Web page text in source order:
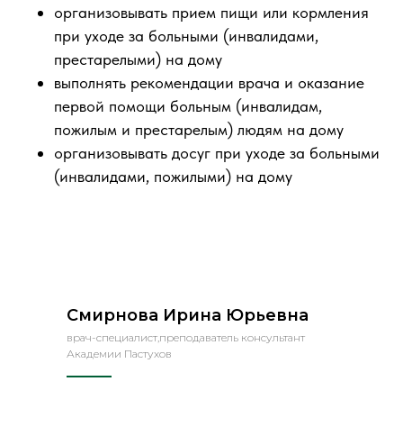
организовывать прием пищи или кормления
при уходе за больными (инвалидами,
престарелыми) на дому
выполнять рекомендации врача и оказание
первой помощи больным (инвалидам,
пожилым и престарелым) людям на дому
организовывать досуг при уходе за больными
(инвалидами, пожилыми) на дому
Смирнова Ирина Юрьевна
врач-специалист,преподаватель консультант
Академии Пастухов